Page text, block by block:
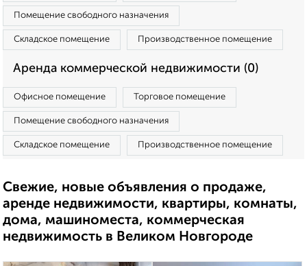
Помещение свободного назначения
Складское помещение Производственное помещение
Аренда коммерческой недвижимости (0)
Офисное помещение Торговое помещение
Помещение свободного назначения
Складское помещение Производственное помещение
Свежие, новые объявления о продаже,
аренде недвижимости, квартиры, комнаты,
дома, машиноместа, коммерческая
недвижимость в Великом Новгороде